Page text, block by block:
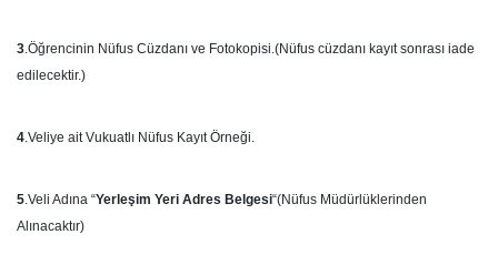
3.Öğrencinin Nüfus Cüzdanı ve Fotokopisi.(Nüfus cüzdanı kayıt sonrası iade
edilecektir.)
4.Veliye ait Vukuatlı Nüfus Kayıt Örneği.
5.Veli Adına “Yerleşim Yeri Adres Belgesi“(Nüfus Müdürlüklerinden
Alınacaktır)